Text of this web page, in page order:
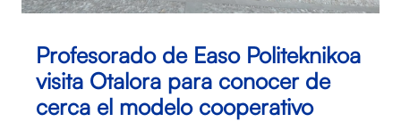
Profesorado de Easo Politeknikoa
visita Otalora para conocer de
cerca el modelo cooperativo